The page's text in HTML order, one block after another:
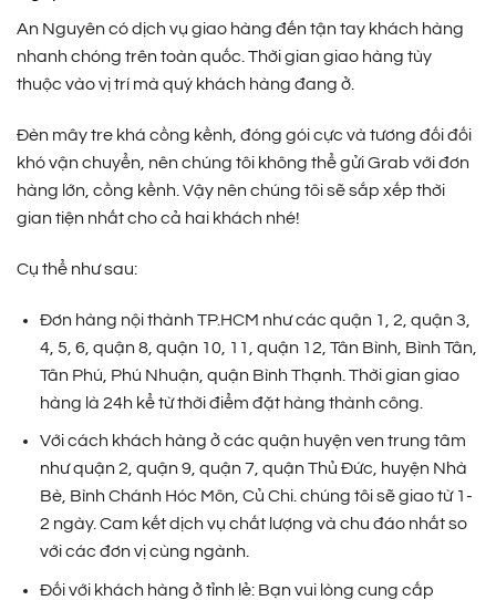
An Nguyên có dịch vụ giao hàng đến tận tay khách hàng
nhanh chóng trên toàn quốc. Thời gian giao hàng tùy
thuộc vào vị trí mà quý khách hàng đang ở.
Đèn mây tre khá cồng kềnh, đóng gói cực và tương đối đối
khó vận chuyển, nên chúng tôi không thể gửi Grab với đơn
hàng lớn, cồng kềnh. Vậy nên chúng tôi sẽ sắp xếp thời
gian tiện nhất cho cả hai khách nhé!
Cụ thể như sau:
Đơn hàng nội thành TP.HCM như các quận 1, 2, quận 3,
4, 5, 6, quận 8, quận 10, 11, quận 12, Tân Bình, Bình Tân,
Tân Phú, Phú Nhuận, quận Bình Thạnh. Thời gian giao
hàng là 24h kể từ thời điểm đặt hàng thành công.
Với cách khách hàng ở các quận huyện ven trung tâm
như quận 2, quận 9, quận 7, quận Thủ Đức, huyện Nhà
Bè, Bình Chánh Hóc Môn, Củ Chi. chúng tôi sẽ giao từ 1-
2 ngày. Cam kết dịch vụ chất lượng và chu đáo nhất so
với các đơn vị cùng ngành.
Đối với khách hàng ở tỉnh lẻ: Bạn vui lòng cung cấp